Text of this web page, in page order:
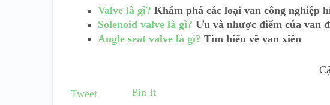
Valve là gì? Khám phá các loại van công nghiệp
Solenoid valve là gì? Ưu và nhược điểm của van
Angle seat valve là gì? Tìm hiểu về van xiên
Tweet
Pin It